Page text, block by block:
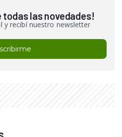
todas las novedades!
y recibí nuestro newsletter